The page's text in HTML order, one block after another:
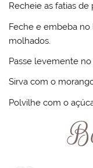
Recheie as fatias
Feche e embeba
molhados.
Passe levemente
Sirva com o
Polvilhe com o